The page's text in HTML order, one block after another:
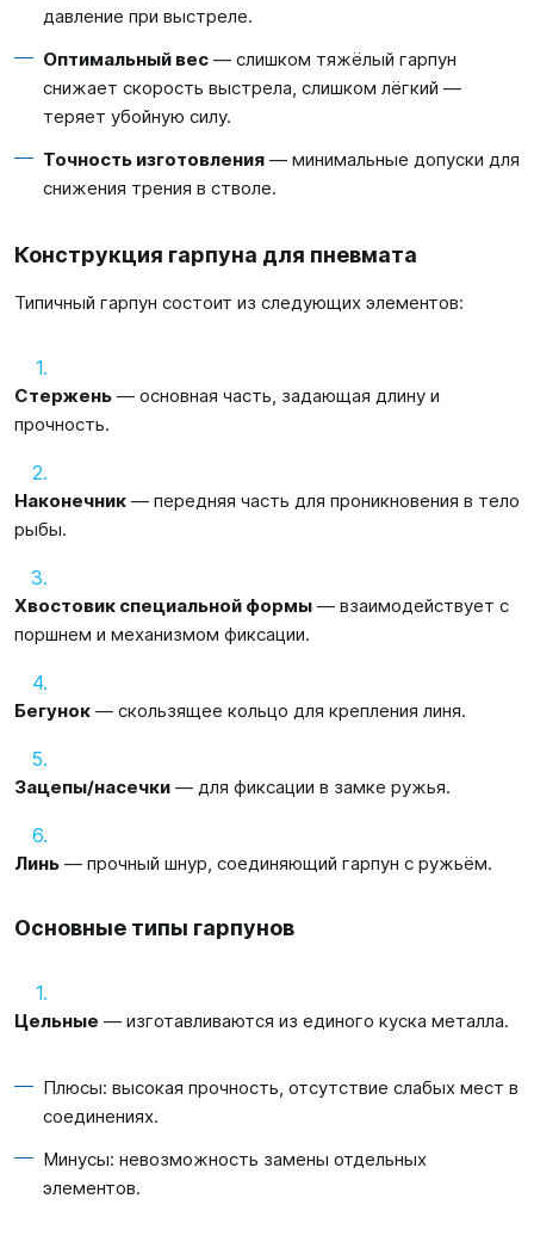
давление при выстреле.
Оптимальный вес — слишком тяжёлый гарпун
снижает скорость выстрела, слишком лёгкий —
теряет убойную силу.
Точность изготовления — минимальные допуски для
снижения трения в стволе.
Конструкция гарпуна для пневмата
Типичный гарпун состоит из следующих элементов:
Стержень — основная часть, задающая длину и
прочность.
Наконечник — передняя часть для проникновения в тело
рыбы.
Хвостовик специальной формы — взаимодействует с
поршнем и механизмом фиксации.
Бегунок — скользящее кольцо для крепления линя.
Зацепы/насечки — для фиксации в замке ружья.
Линь — прочный шнур, соединяющий гарпун с ружьём.
Основные типы гарпунов
Цельные — изготавливаются из единого куска металла.
Плюсы: высокая прочность, отсутствие слабых мест в
соединениях.
Минусы: невозможность замены отдельных
элементов.